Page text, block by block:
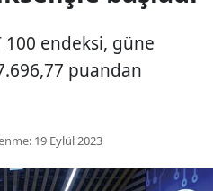
100 endeksi, güne
puandan
19 Eylül 2023